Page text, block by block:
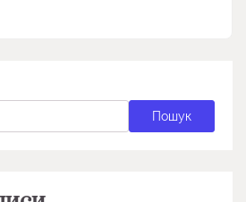
Пошук